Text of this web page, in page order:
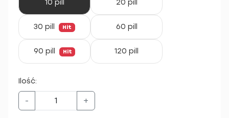
10 pill 20 pill
30 pill Hit 60 pill
90 pill Hit 120 pill
Ilość:
- +